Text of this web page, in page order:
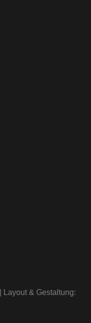
Layout & Gestaltung: